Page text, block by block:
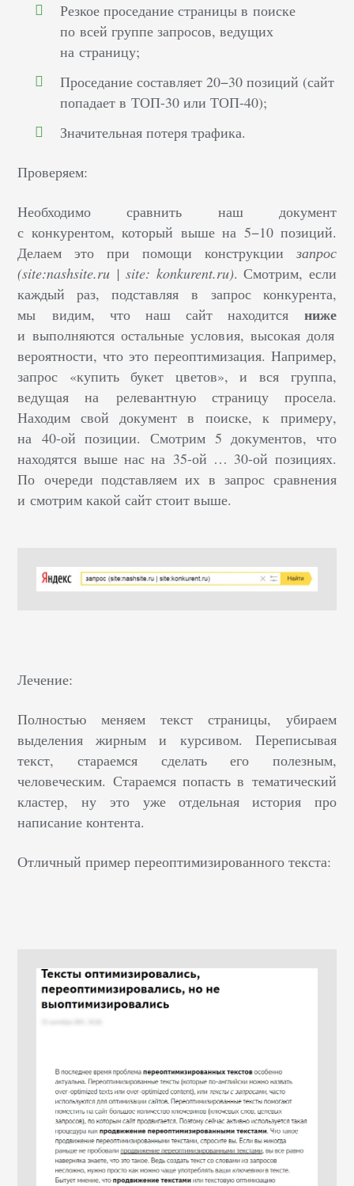
Резкое проседание страницы в поиске
по всей группе запросов, ведущих
на страницу;
Проседание составляет 20−30 позиций (сайт
попадает в ТОП-30 или ТОП-40);
Значительная потеря трафика.
Проверяем:
Необходимо сравнить наш документ
с конкурентом, который выше на 5−10 позиций.
Делаем это при помощи конструкции запрос
(site:nashsite.ru | site: konkurent.ru). Смотрим, если
каждый раз, подставляя в запрос конкурента,
мы видим, что наш сайт находится ниже
и выполняются остальные условия, высокая доля
вероятности, что это переоптимизация. Например,
запрос «купить букет цветов», и вся группа,
ведущая на релевантную страницу просела.
Находим свой документ в поиске, к примеру,
на 40-ой позиции. Смотрим 5 документов, что
находятся выше нас на 35-ой … 30-ой позициях.
По очереди подставляем их в запрос сравнения
и смотрим какой сайт стоит выше.
Лечение:
Полностью меняем текст страницы, убираем
выделения жирным и курсивом. Переписывая
текст, стараемся сделать его полезным,
человеческим. Стараемся попасть в тематический
кластер, ну это уже отдельная история про
написание контента.
Отличный пример переоптимизированного текста: